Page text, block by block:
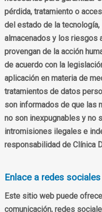
pérdida, tratamiento o
del estado de la
almacenados y los riesgos
provengan de la acción
de acuerdo con la
aplicación en materia de
tratamientos de datos
son informados de que las
no son inexpugnables y no
intromisiones ilegales e
responsabilidad de Clínica
Enlace a redes
Este sitio web puede
comunicación, redes